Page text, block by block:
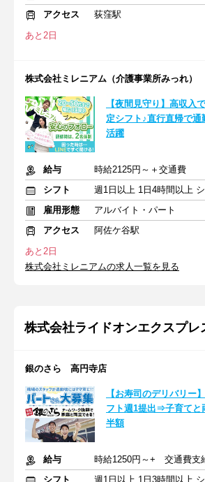
アクセス
荻窪駅
あと2日
株式会社ミレニアム（介護事業所みっれ）
【夜間見守り】高収入
定シフト♪直行直帰で
活躍
給与
時給2125円～＋交通費
シフト
雇用形態
アルバイト・パート
アクセス
阿佐ケ谷駅
あと2日
株式会社ミレニアムの求人一覧を見る
株式会社ライドオンエクスプレ
銀のさら 高円寺店
【お寿司のデリバリー
フト週1提出⇒子育てと
半額
給与
時給1250円～+ 交通費支
シフト